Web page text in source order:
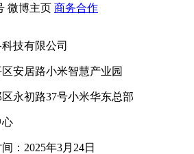
微博主页 商务合作
技有限公司
安居路小米智慧产业园
永初路37号小米华东总部
心
：2025年3月24日